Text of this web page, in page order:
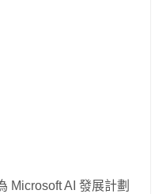
Microsoft AI 發展計劃